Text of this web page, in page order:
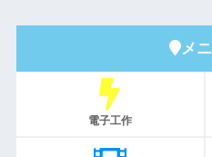
メ
電子工作